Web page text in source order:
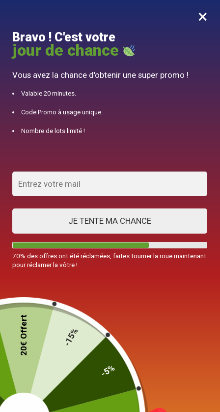
0
10% offert pour 50€ d’achats avec le code DJINN10
×
Bravo ! C'est votre
jour de chance
Vous avez la chance d'obtenir une super promo !
Valable 20 minutes.
Code Promo à usage unique.
Nombre de lots limité !
JE TENTE MA CHANCE
70% des offres ont été réclamées, faites tourner la roue maintenant
pour réclamer la vôtre !
20€ Offert -15%
-5%